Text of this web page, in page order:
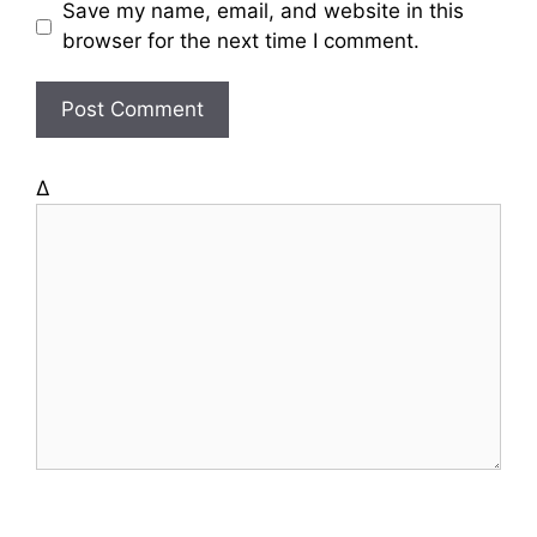
s
Save my name, email, and website in this
browser for the next time I comment.
Δ